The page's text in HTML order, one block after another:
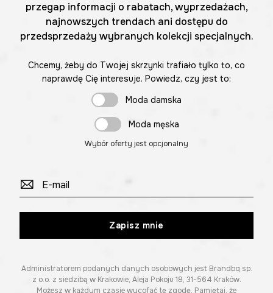
przegap informacji o rabatach, wyprzedażach,
najnowszych trendach ani dostępu do
przedsprzedaży wybranych kolekcji specjalnych.
Chcemy, żeby do Twojej skrzynki trafiało tylko to, co
naprawdę Cię interesuje. Powiedz, czy jest to:
Moda damska
Moda męska
Wybór oferty jest opcjonalny
Zapisz mnie
Administratorem podanych danych osobowych jest Brandbq sp.
z o.o. z siedzibą w Krakowie, Aleja Pokoju 18, 31-564 Kraków.
Możesz w każdym czasie wycofać tę zgodę. Pamiętaj, że